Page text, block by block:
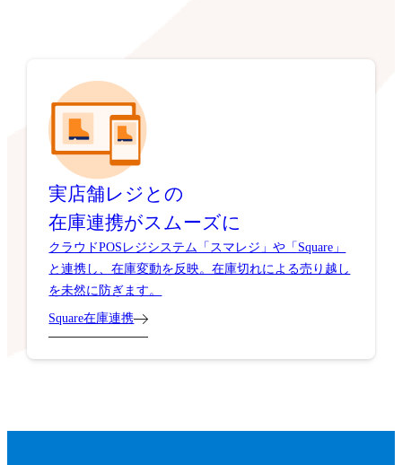
実店舗レジとの
在庫連携がスムーズに
クラウドPOSレジシステム「スマレジ」や「Square」
と連携し、在庫変動を反映。在庫切れによる売り越し
を未然に防ぎます。
Square在庫連携